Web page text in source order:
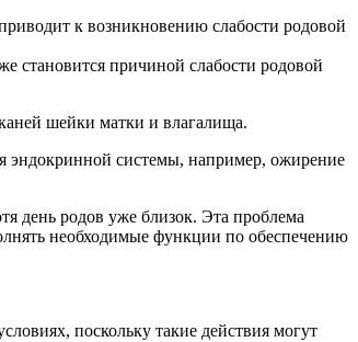
к возникновению слабости родовой
становится причиной слабости родовой
шейки матки и влагалища.
эндокринной системы, например, ожирение
день родов уже близок. Эта проблема
необходимые функции по обеспечению
поскольку такие действия могут